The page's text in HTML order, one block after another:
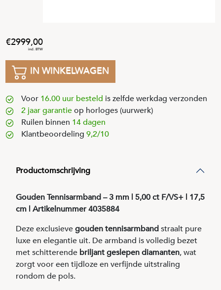
2999,00
IN WINKELWAGEN
Voor 16.00 uur besteld is zelfde werkdag verzonden
2 jaar garantieop horloges (uurwerk)
Ruilen binnen 14 dagen
Klantbeoordeling 9,2/10
Productomschrijving
Gouden Tennisarmband – 3 mm | 5,00 ct F/VS+ | 17,5
cm | Artikelnummer 4035884
Deze exclusievegouden tennisarmbandstraalt pure
luxe en elegantie uit. De armband is volledig bezet
met schitterende briljant geslepen diamanten, wat
zorgt voor een tijdloze en verfijnde uitstraling
rondom de pols.